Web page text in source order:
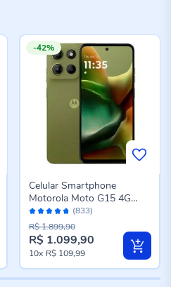
-42%
Avaliação:
94%
(833)
Celular Smartphone
Motorola Moto G15 4G
256Gb 4Gb Ram - Verde
Preço
especial
R$ 1.099,90
R$ 1.899,90
10x R$ 109,99